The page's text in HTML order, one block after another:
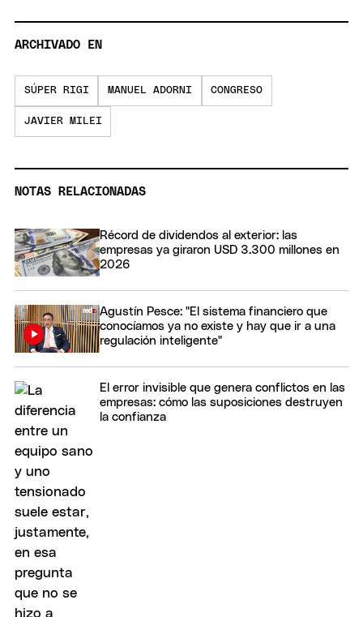
ARCHIVADO EN
SÚPER RIGI MANUEL ADORNI CONGRESO
JAVIER MILEI
NOTAS RELACIONADAS
Récord de dividendos al exterior: las
empresas ya giraron USD 3.300 millones en
2026
Agustín Pesce: "El sistema financiero que
conocíamos ya no existe y hay que ir a una
regulación inteligente"
El error invisible que genera conflictos en las
empresas: cómo las suposiciones destruyen
la confianza